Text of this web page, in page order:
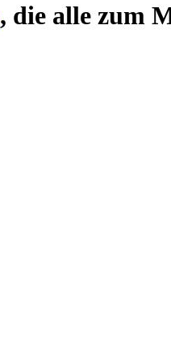
, die alle zum